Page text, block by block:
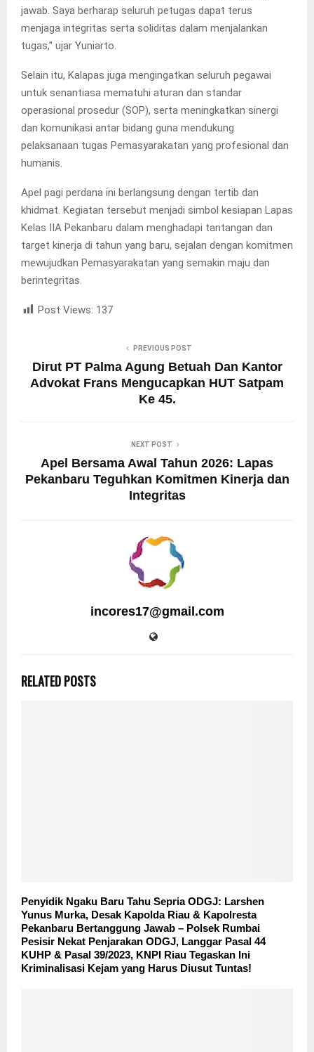
jawab. Saya berharap seluruh petugas dapat terus
menjaga integritas serta soliditas dalam menjalankan
tugas,” ujar Yuniarto.
Selain itu, Kalapas juga mengingatkan seluruh pegawai
untuk senantiasa mematuhi aturan dan standar
operasional prosedur (SOP), serta meningkatkan sinergi
dan komunikasi antar bidang guna mendukung
pelaksanaan tugas Pemasyarakatan yang profesional dan
humanis.
Apel pagi perdana ini berlangsung dengan tertib dan
khidmat. Kegiatan tersebut menjadi simbol kesiapan Lapas
Kelas IIA Pekanbaru dalam menghadapi tantangan dan
target kinerja di tahun yang baru, sejalan dengan komitmen
mewujudkan Pemasyarakatan yang semakin maju dan
berintegritas.
Post Views: 137
PREVIOUS POST
Dirut PT Palma Agung Betuah Dan Kantor
Advokat Frans Mengucapkan HUT Satpam
Ke 45.
NEXT POST
Apel Bersama Awal Tahun 2026: Lapas
Pekanbaru Teguhkan Komitmen Kinerja dan
Integritas
incores17@gmail.com
RELATED POSTS
Penyidik Ngaku Baru Tahu Sepria ODGJ: Larshen
Yunus Murka, Desak Kapolda Riau & Kapolresta
Pekanbaru Bertanggung Jawab – Polsek Rumbai
Pesisir Nekat Penjarakan ODGJ, Langgar Pasal 44
KUHP & Pasal 39/2023, KNPI Riau Tegaskan Ini
Kriminalisasi Kejam yang Harus Diusut Tuntas!